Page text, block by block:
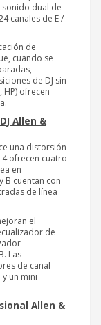
dual de
canales de E /
de
cuando se
de DJ sin
HP) ofrecen
Allen &
una distorsión
ofrecen cuatro
en
B cuentan con
de línea
el
de
Las
de canal
un mini
Allen &